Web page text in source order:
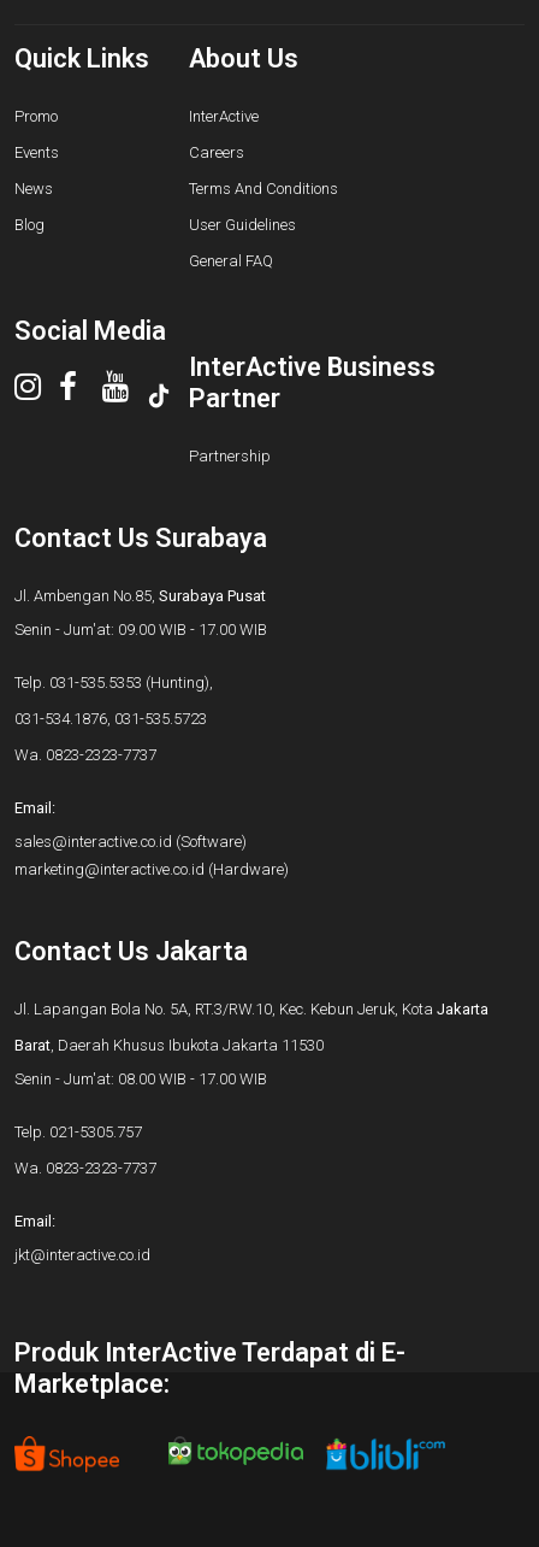
Quick Links
Promo
Events
News
Blog
Social Media
About Us
InterActive
Careers
Terms And Conditions
User Guidelines
General FAQ
InterActive Business
Partner
Partnership
Contact Us Surabaya
Jl. Ambengan No.85, Surabaya Pusat
Senin - Jum'at: 09.00 WIB - 17.00 WIB
Telp. 031-535.5353 (Hunting),
031-534.1876, 031-535.5723
Wa. 0823-2323-7737
Email:
sales@interactive.co.id (Software)
marketing@interactive.co.id (Hardware)
Contact Us Jakarta
Jl. Lapangan Bola No. 5A, RT.3/RW.10, Kec. Kebun Jeruk, Kota Jakarta
Barat, Daerah Khusus Ibukota Jakarta 11530
Senin - Jum'at: 08.00 WIB - 17.00 WIB
Telp. 021-5305.757
Wa. 0823-2323-7737
Email:
jkt@interactive.co.id
Produk InterActive Terdapat di E-
Marketplace: